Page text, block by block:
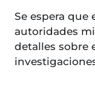
Se espera que
autoridades
detalles sobre